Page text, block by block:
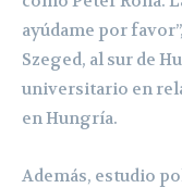
ayúdame por
Szeged, al sur de
universitario en
en Hungría.
Además, estudio